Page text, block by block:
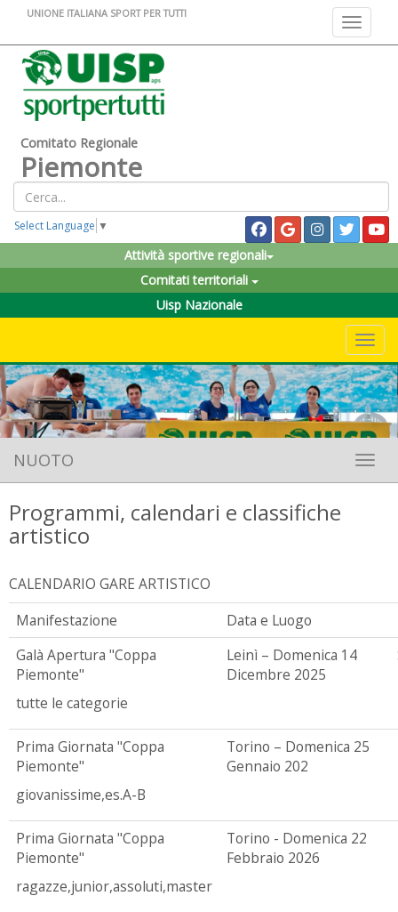
Toggle
UNIONE ITALIANA SPORT PER TUTTI
Comitato Regionale
Piemonte
Select Language ▼
Attività sportive regionali
Comitati territoriali
Uisp Nazionale
NUOTO
Programmi, calendari e classifiche
artistico
CALENDARIO GARE ARTISTICO
Manifestazione
Data e Luogo
Galà Apertura "Coppa
Piemonte"
tutte le categorie
Leinì – Domenica 14
Dicembre 2025
Prima Giornata "Coppa
Piemonte"
giovanissime,es.A-B
Torino – Domenica 25
Gennaio 202
Prima Giornata "Coppa
Piemonte"
ragazze,junior,assoluti,master
Torino - Domenica 22
Febbraio 2026